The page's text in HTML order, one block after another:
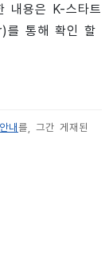
내용은 K-스타트
통해 확인 할
내를, 그간 게재된